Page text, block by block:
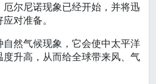
尔尼诺现象已经开始，并将迅
对准备。
自然气候现象，它会使中太平洋
升高，从而给全球带来风、气